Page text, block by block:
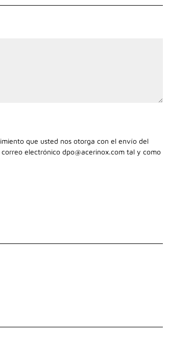
que usted nos otorga con el envío del
electrónico dpo@acerinox.com tal y como